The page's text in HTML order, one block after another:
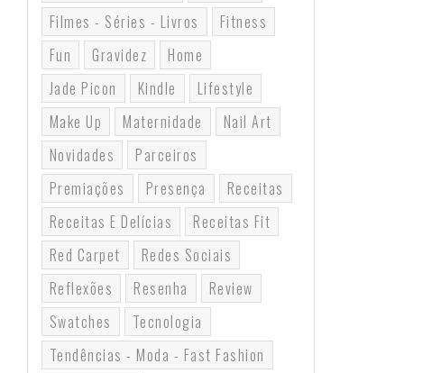
Filmes - Séries - Livros
Fitness
Fun
Gravidez
Home
Jade Picon
Kindle
Lifestyle
Make Up
Maternidade
Nail Art
Novidades
Parceiros
Premiações
Presença
Receitas
Receitas E Delícias
Receitas Fit
Red Carpet
Redes Sociais
Reflexões
Resenha
Review
Swatches
Tecnologia
Tendências - Moda - Fast Fashion